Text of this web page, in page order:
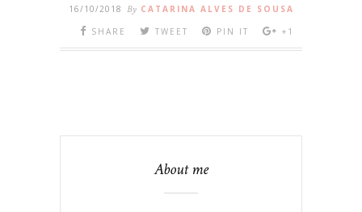
16/10/2018 By CATARINA ALVES DE SOUSA
SHARE
TWEET PIN IT +1
About me